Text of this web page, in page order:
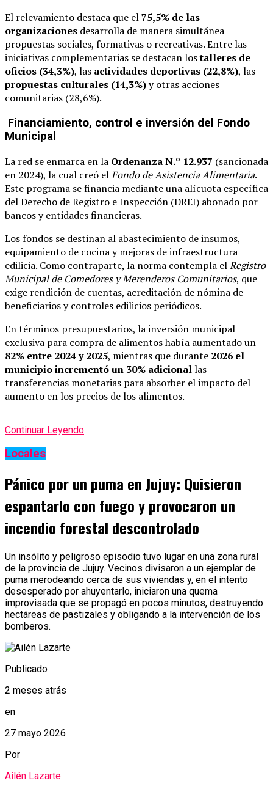
El relevamiento destaca que el75,5% de las
organizaciones desarrolla de manera simultánea
propuestas sociales, formativas o recreativas. Entre las
iniciativas complementarias se destacan lostalleres de
oficios (34,3%), las actividades deportivas (22,8%), las
propuestas culturales (14,3%)y otras acciones
comunitarias (28,6%).
Financiamiento, control e inversión del Fondo
Municipal
La red se enmarca en la Ordenanza N.º 12.937 (sancionada
en 2024), la cual creó elFondo de Asistencia Alimentaria.
Este programa se financia mediante una alícuota específica
del Derecho de Registro e Inspección (DREI) abonado por
bancos y entidades financieras.
Los fondos se destinan al abastecimiento de insumos,
equipamiento de cocina y mejoras de infraestructura
edilicia. Como contraparte, la norma contempla elRegistro
Municipal de Comedores y Merenderos Comunitarios, que
exige rendición de cuentas, acreditación de nómina de
beneficiarios y controles edilicios periódicos.
En términos presupuestarios, la inversión municipal
exclusiva para compra de alimentos había aumentado un
82% entre 2024 y 2025, mientras que durante 2026 el
municipio incrementó un 30% adicionallas
transferencias monetarias para absorber el impacto del
aumento en los precios de los alimentos.
Continuar Leyendo
Locales
Pánico por un puma en Jujuy: Quisieron
espantarlo con fuego y provocaron un
incendio forestal descontrolado
Un insólito y peligroso episodio tuvo lugar en una zona rural
de la provincia de Jujuy. Vecinos divisaron a un ejemplar de
puma merodeando cerca de sus viviendas y, en el intento
desesperado por ahuyentarlo, iniciaron una quema
improvisada que se propagó en pocos minutos, destruyendo
hectáreas de pastizales y obligando a la intervención de los
bomberos.
Publicado
2 meses atrás
en
27 mayo 2026
Por
Ailén Lazarte